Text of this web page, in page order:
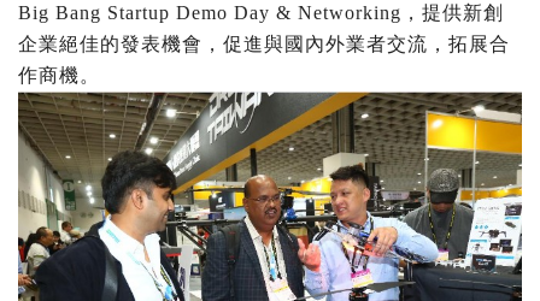
Big Bang Startup Demo Day & Networking，提供新創
企業絕佳的發表機會，促進與國內外業者交流，拓展合
作商機。